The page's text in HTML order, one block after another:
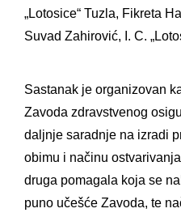
„Lotosice“ Tuzla, Fikreta
Suvad Zahirović, I. C.
Sastanak je organizovan
Zavoda zdravstvenog
daljnje saradnje na izradi
obimu i načinu
druga pomagala koja se
puno učešće Zavoda, te